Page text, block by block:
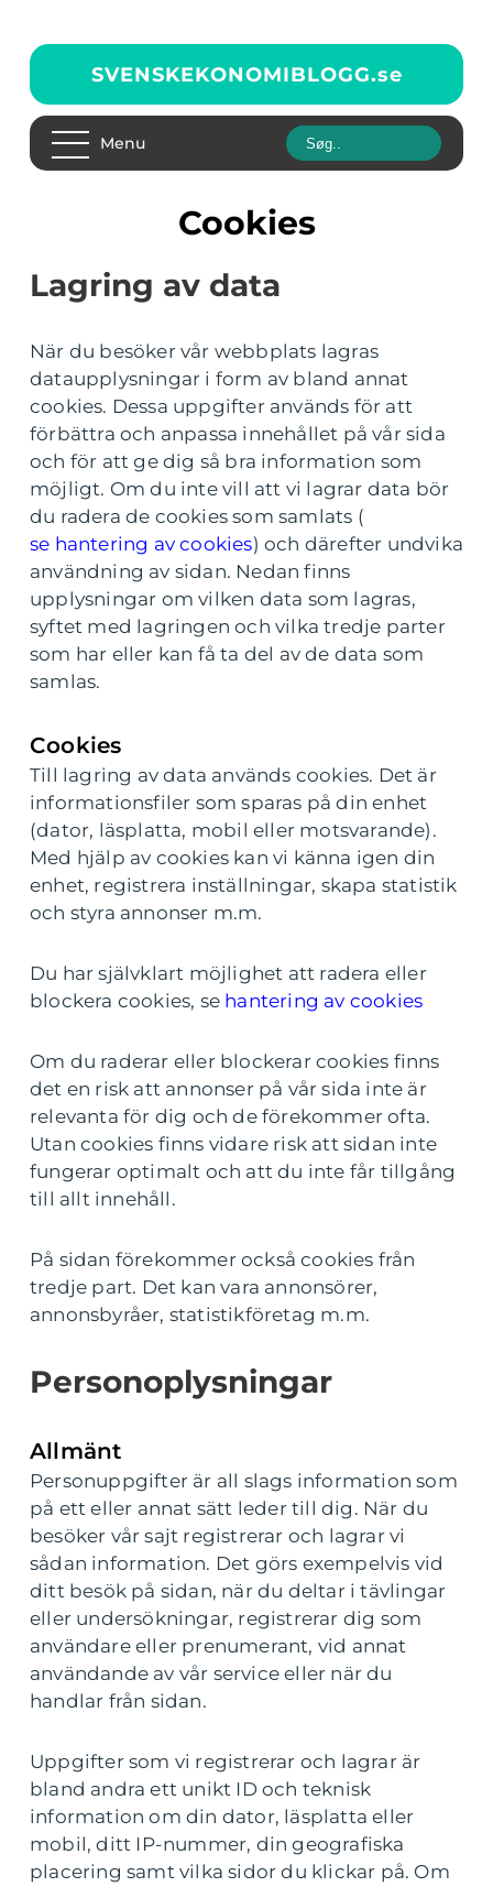
SVENSKEKONOMIBLOGG.se
Menu
Cookies
Lagring av data
När du besöker vår webbplats lagras
dataupplysningar i form av bland annat
cookies. Dessa uppgifter används för att
förbättra och anpassa innehållet på vår sida
och för att ge dig så bra information som
möjligt. Om du inte vill att vi lagrar data bör
du radera de cookies som samlats (
se hantering av cookies) och därefter undvika
användning av sidan. Nedan finns
upplysningar om vilken data som lagras,
syftet med lagringen och vilka tredje parter
som har eller kan få ta del av de data som
samlas.
Cookies
Till lagring av data används cookies. Det är
informationsfiler som sparas på din enhet
(dator, läsplatta, mobil eller motsvarande).
Med hjälp av cookies kan vi känna igen din
enhet, registrera inställningar, skapa statistik
och styra annonser m.m.
Du har självklart möjlighet att radera eller
blockera cookies, se hantering av cookies
Om du raderar eller blockerar cookies finns
det en risk att annonser på vår sida inte är
relevanta för dig och de förekommer ofta.
Utan cookies finns vidare risk att sidan inte
fungerar optimalt och att du inte får tillgång
till allt innehåll.
På sidan förekommer också cookies från
tredje part. Det kan vara annonsörer,
annonsbyråer, statistikföretag m.m.
Personoplysningar
Allmänt
Personuppgifter är all slags information som
på ett eller annat sätt leder till dig. När du
besöker vår sajt registrerar och lagrar vi
sådan information. Det görs exempelvis vid
ditt besök på sidan, när du deltar i tävlingar
eller undersökningar, registrerar dig som
användare eller prenumerant, vid annat
användande av vår service eller när du
handlar från sidan.
Uppgifter som vi registrerar och lagrar är
bland andra ett unikt ID och teknisk
information om din dator, läsplatta eller
mobil, ditt IP-nummer, din geografiska
placering samt vilka sidor du klickar på. Om